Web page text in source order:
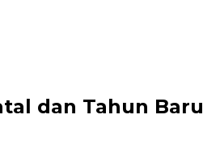
dan Tahun Baru